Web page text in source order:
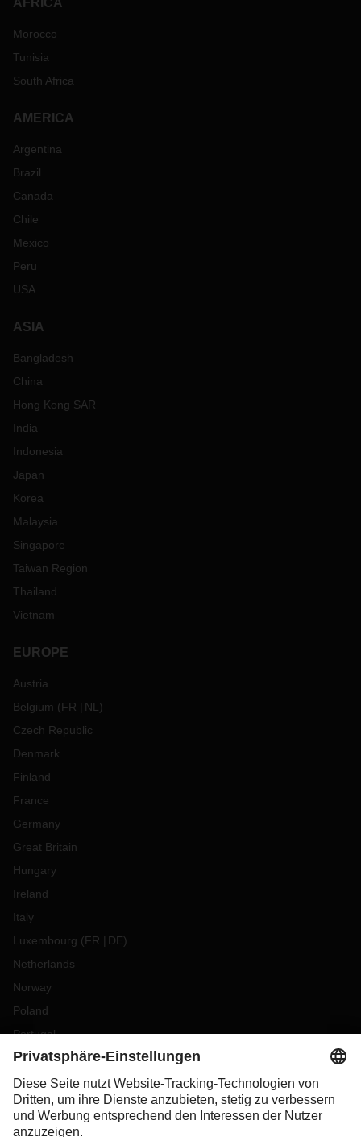
AFRICA
Morocco
Tunisia
South Africa
AMERICA
Argentina
Brazil
Canada
Chile
Mexico
Peru
USA
ASIA
Bangladesh
China
Hong Kong SAR
India
Indonesia
Japan
Korea
Malaysia
Singapore
Taiwan Region
Thailand
Vietnam
EUROPE
Austria
Belgium (FR NL )
Czech Republic
Denmark
Finland
France
Germany
Great Britain
Hungary
Ireland
Italy
Luxembourg (FR DE)
Netherlands
Norway
Poland
Portugal
Romania
Slovakia
Spain
Sweden